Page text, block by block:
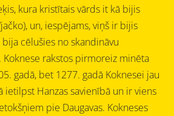
kura kristītais vārds it kā bijis
un, iespējams, viņš ir bijis
cēlušies no skandināvu
Koknese rakstos pirmoreiz minēta
gadā, bet 1277. gadā Koknesei jau
ietilpst Hanzas savienībā un ir viens
pie Daugavas. Kokneses